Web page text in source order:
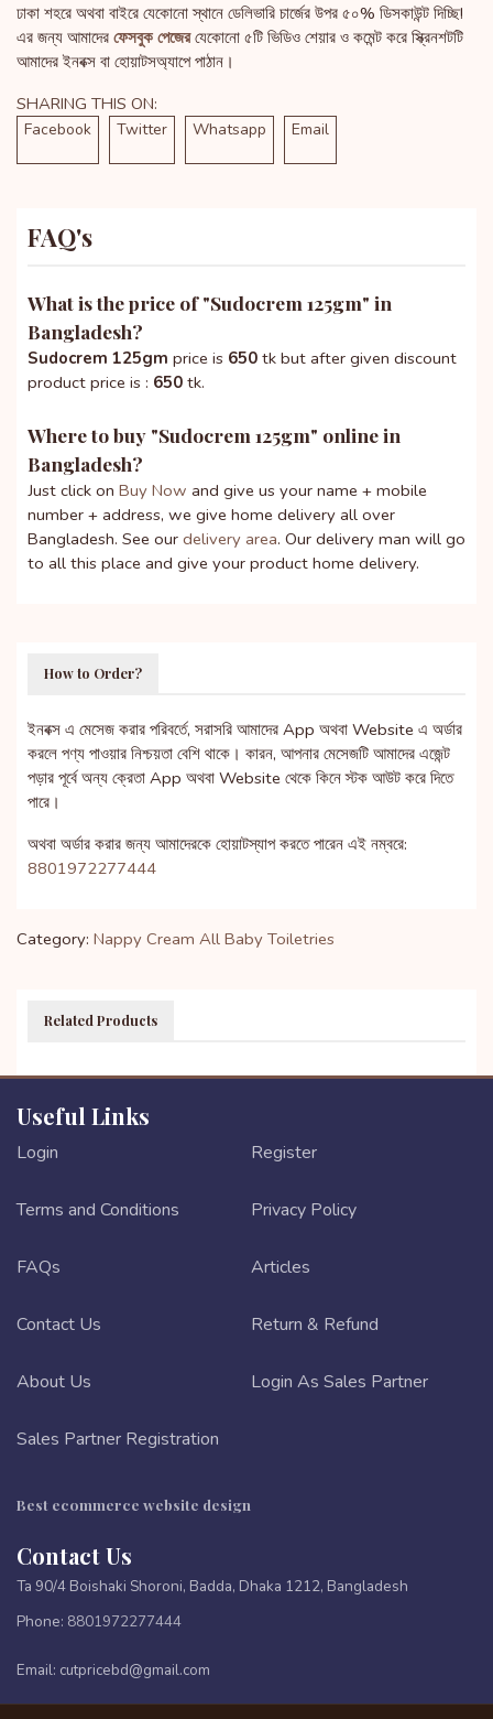
ঢাকা শহরে অথবা বাইরে যেকোনো স্থানে ডেলিভারি চার্জের উপর ৫০% ডিসকাউন্ট দিচ্ছি!
এর জন্য আমাদের ফেসবুক পেজেরযেকোনো ৫টি ভিডিও শেয়ার ও কমেন্ট করে স্ক্রিনশটটি
আমাদের ইনবক্স বা হোয়াটসঅ্যাপে পাঠান।
SHARING THIS ON:
Facebook Twitter Whatsapp Email
FAQ's
What is the price of "Sudocrem 125gm" in
Bangladesh?
Sudocrem 125gm price is 650 tk but after given discount
product price is : 650 tk.
Where to buy "Sudocrem 125gm" online in
Bangladesh?
Just click on Buy Now and give us your name + mobile
number + address, we give home delivery all over
Bangladesh. See our delivery area. Our delivery man will go
to all this place and give your product home delivery.
How to Order?
ইনবক্স এ মেসেজ করার পরিবর্তে, সরাসরি আমাদের App অথবা Website এ অর্ডার
করলে পণ্য পাওয়ার নিশ্চয়তা বেশি থাকে। কারন, আপনার মেসেজটি আমাদের এজেন্ট
পড়ার পূর্বে অন্য ক্রেতা App অথবা Website থেকে কিনে স্টক আউট করে দিতে
পারে।
অথবা অর্ডার করার জন্য আমাদেরকে হোয়াটস্যাপ করতে পারেন এই নম্বরে:
8801972277444
Category: Nappy Cream All Baby Toiletries
Related Products
Useful Links
Login Register
Terms and Conditions Privacy Policy
FAQs Articles
Contact Us Return & Refund
About Us Login As Sales Partner
Sales Partner Registration
Best ecommerce website design
Contact Us
Ta 90/4 Boishaki Shoroni, Badda, Dhaka 1212, Bangladesh
Phone: 8801972277444
Email: cutpricebd@gmail.com